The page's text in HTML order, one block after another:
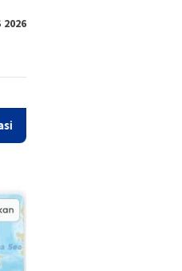
2026
Scamming, Diskominfo